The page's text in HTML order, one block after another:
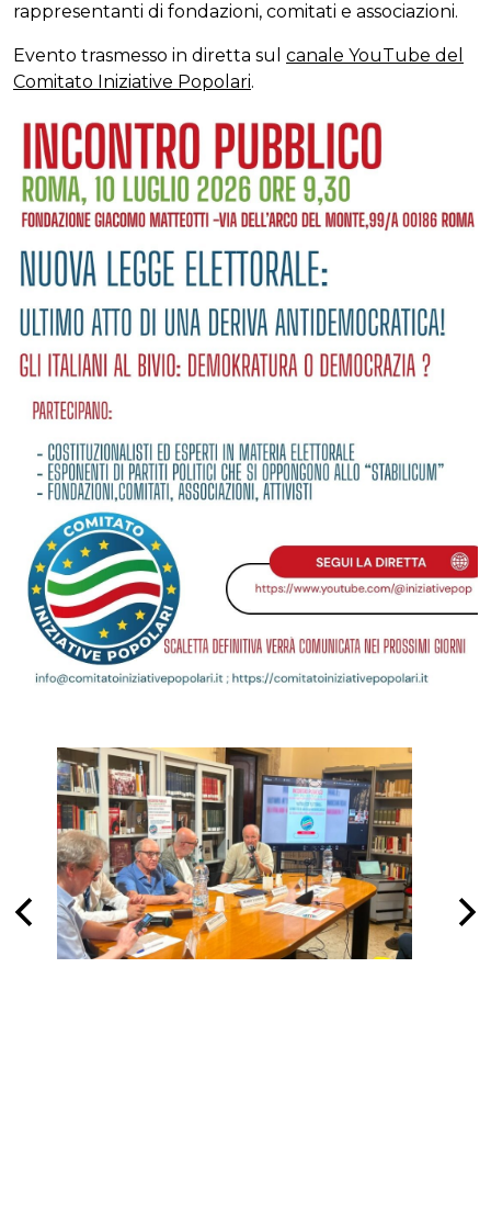
rappresentanti di fondazioni, comitati e associazioni.
Evento trasmesso in diretta sul canale YouTube del
Comitato Iniziative Popolari.